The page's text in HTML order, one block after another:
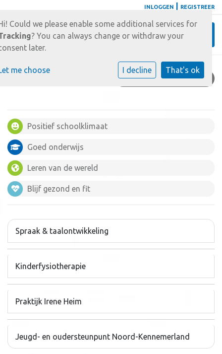
INLOGGEN REGISTREER
ONDERSTEUNING
Positief schoolklimaat
Goed onderwijs
Leren van de wereld
Blijf gezond en fit
Spraak & taalontwikkeling
Kinderfysiotherapie
Praktijk Irene Heim
Jeugd- en oudersteunpunt Noord-Kennemerland
Could we please enable some additional services for
? You can always change or withdraw your
later.
me choose I decline That's ok